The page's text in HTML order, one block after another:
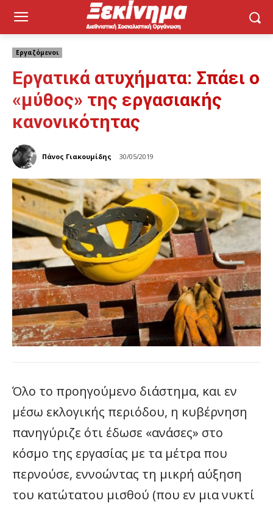
Εργαζόμενοι
Εργατικά ατυχήματα: Σπάει ο
«μύθος» της εργασιακής
κανονικότητας
Πάνος Γιακουμίδης 30/05/2019
Όλο το προηγούμενο διάστημα, και εν
μέσω εκλογικής περιόδου, η κυβέρνηση
πανηγύριζε ότι έδωσε «ανάσες» στο
κόσμο της εργασίας με τα μέτρα που
περνούσε, εννοώντας τη μικρή αύξηση
του κατώτατου μισθού (που εν μια νυκτί